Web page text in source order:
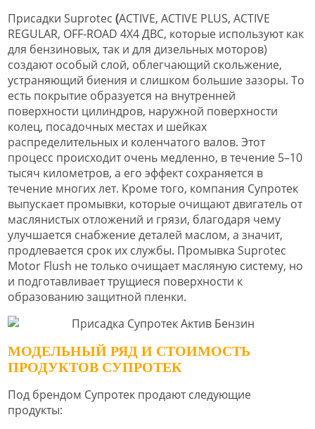
Присадки Suprotec (ACTIVE, ACTIVE PLUS, ACTIVE
REGULAR, OFF-ROAD 4X4 ДВС, которые используют как
для бензиновых, так и для дизельных моторов)
создают особый слой, облегчающий скольжение,
устраняющий биения и слишком большие зазоры. То
есть покрытие образуется на внутренней
поверхности цилиндров, наружной поверхности
колец, посадочных местах и шейках
распределительных и коленчатого валов. Этот
процесс происходит очень медленно, в течение 5–10
тысяч километров, а его эффект сохраняется в
течение многих лет. Кроме того, компания Супротек
выпускает промывки, которые очищают двигатель от
маслянистых отложений и грязи, благодаря чему
улучшается снабжение деталей маслом, а значит,
продлевается срок их службы. Промывка Suprotec
Motor Flush не только очищает масляную систему, но
и подготавливает трущиеся поверхности к
образованию защитной пленки.
МОДЕЛЬНЫЙ РЯД И СТОИМОСТЬ
ПРОДУКТОВ СУПРОТЕК
Под брендом Супротек продают следующие
продукты: